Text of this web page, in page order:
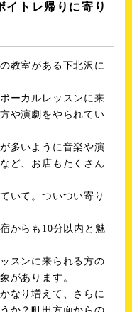
トレ帰りに寄り
教室がある下北沢に
ーカルレッスンに来
や演劇をやられてい
多いように音楽や演
ど、お店もたくさん
いて。ついつい寄り
からも10分以内と魅
スンに来られる方の
があります。
なり増えて、さらに